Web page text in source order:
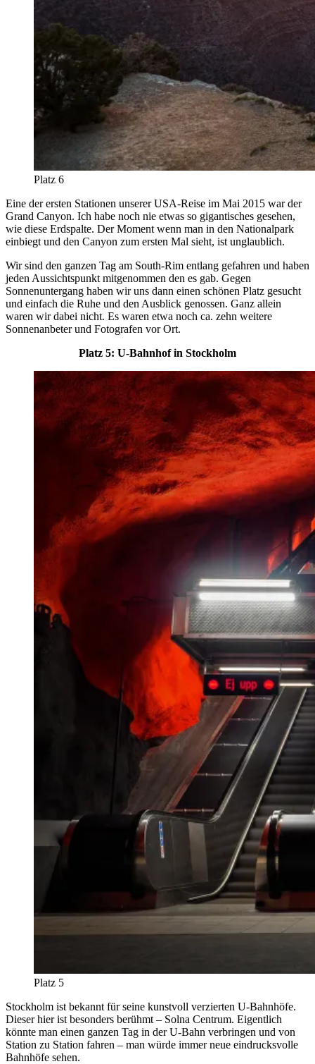
Platz 6
Eine der ersten Stationen unserer USA-Reise im Mai 2015 war der
Grand Canyon. Ich habe noch nie etwas so gigantisches gesehen,
wie diese Erdspalte. Der Moment wenn man in den Nationalpark
einbiegt und den Canyon zum ersten Mal sieht, ist unglaublich.
Wir sind den ganzen Tag am South-Rim entlang gefahren und haben
jeden Aussichtspunkt mitgenommen den es gab. Gegen
Sonnenuntergang haben wir uns dann einen schönen Platz gesucht
und einfach die Ruhe und den Ausblick genossen. Ganz allein
waren wir dabei nicht. Es waren etwa noch ca. zehn weitere
Sonnenanbeter und Fotografen vor Ort.
Platz 5: U-Bahnhof in Stockholm
Platz 5
Stockholm ist bekannt für seine kunstvoll verzierten U-Bahnhöfe.
Dieser hier ist besonders berühmt – Solna Centrum. Eigentlich
könnte man einen ganzen Tag in der U-Bahn verbringen und von
Station zu Station fahren – man würde immer neue eindrucksvolle
Bahnhöfe sehen.